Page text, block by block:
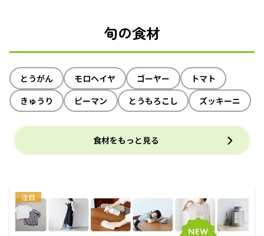
旬の食材
とうがん モロヘイヤ ゴーヤー
トマト
きゅうり
ピーマン とうもろこし ズッキーニ
食材をもっと見る
注目